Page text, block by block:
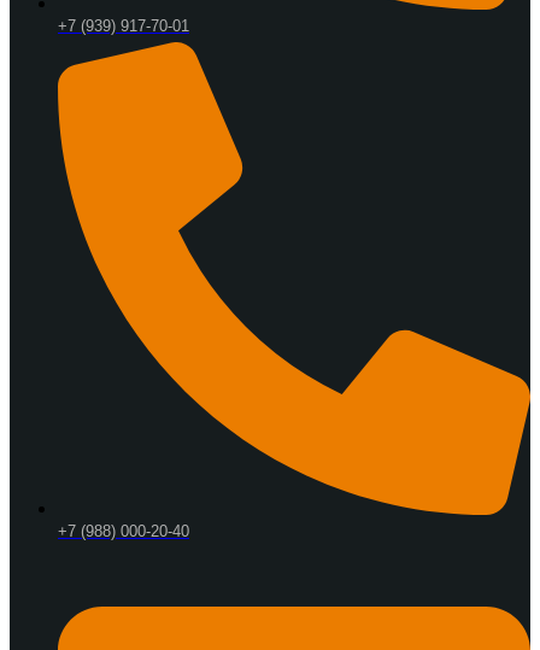
+7 (939) 917-70-01
+7 (988) 000-20-40